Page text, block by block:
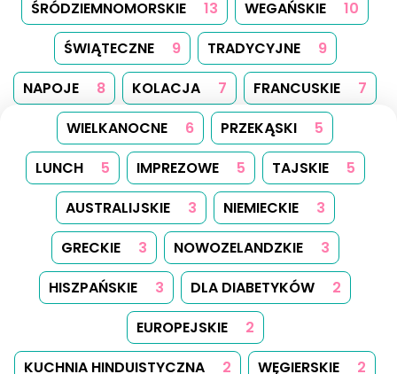
ŚRÓDZIEMNOMORSKIE
13 WEGAŃSKIE
10
ŚWIĄTECZNE
9 TRADYCYJNE
9
NAPOJE
8 KOLACJA 7 FRANCUSKIE
7
WIELKANOCNE
6 PRZEKĄSKI
5
LUNCH
5 IMPREZOWE 5 TAJSKIE
5
AUSTRALIJSKIE
3 NIEMIECKIE
3
GRECKIE
3 NOWOZELANDZKIE
3
HISZPAŃSKIE
3 DLA DIABETYKÓW
2
EUROPEJSKIE
2
KUCHNIA HINDUISTYCZNA
2 WĘGIERSKIE
2